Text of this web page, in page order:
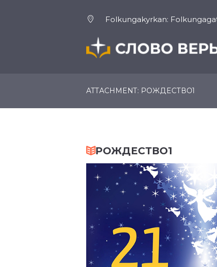
Folkungakyrkan:
ГЛАВНАЯ О НАС
ATTACHMENT: РОЖДЕСТВО1
РОЖДЕСТВО1